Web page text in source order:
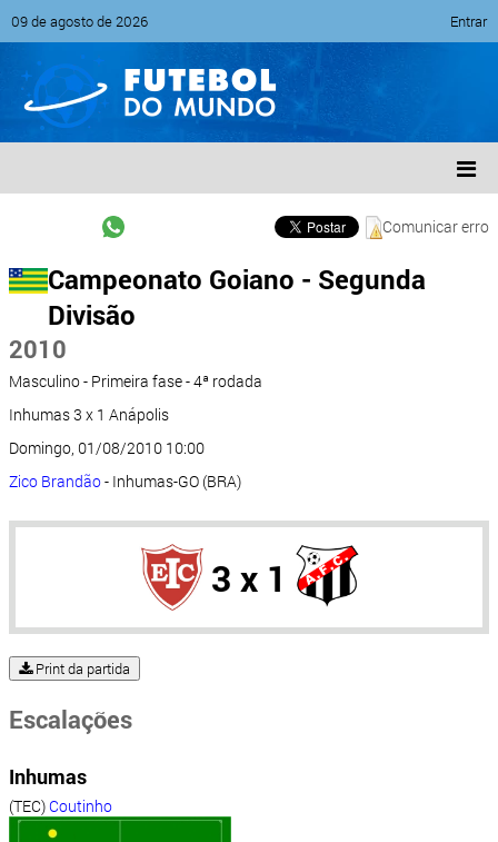
09 de agosto de 2026 Entrar
Comunicar erro
Campeonato Goiano - Segunda
Divisão
2010
Masculino - Primeira fase - 4ª rodada
Inhumas 3 x 1 Anápolis
Domingo, 01/08/2010 10:00
Zico Brandão- Inhumas-GO (BRA)
3 x 1
Print da partida
Escalações
Inhumas
(TEC) Coutinho